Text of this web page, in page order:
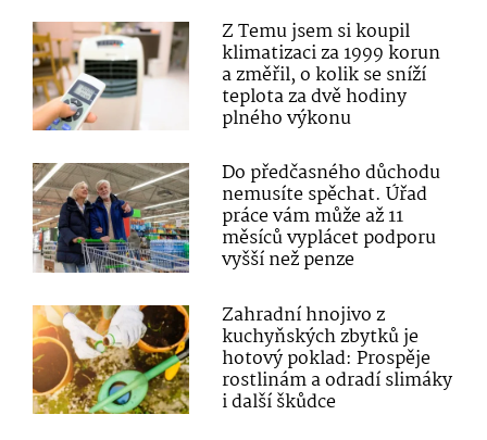
Z Temu jsem si koupil
klimatizaci za 1999 korun
a změřil, o kolik se sníží
teplota za dvě hodiny
plného výkonu
Do předčasného důchodu
nemusíte spěchat. Úřad
práce vám může až 11
měsíců vyplácet podporu
vyšší než penze
Zahradní hnojivo z
kuchyňských zbytků je
hotový poklad: Prospěje
rostlinám a odradí slimáky
i další škůdce